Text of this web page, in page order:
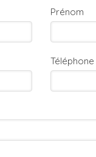
Prénom
Téléphone